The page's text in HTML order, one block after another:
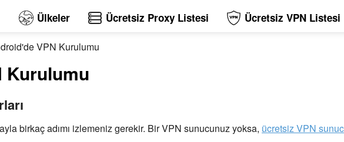
Ülkeler Ücretsiz Proxy Listesi Ücretsiz VPN Listesi
VPN Kurulumu
Kurulumu
birkaç adımı izlemeniz gerekir. Bir VPN sunucunuz yoksa, ücretsiz VPN